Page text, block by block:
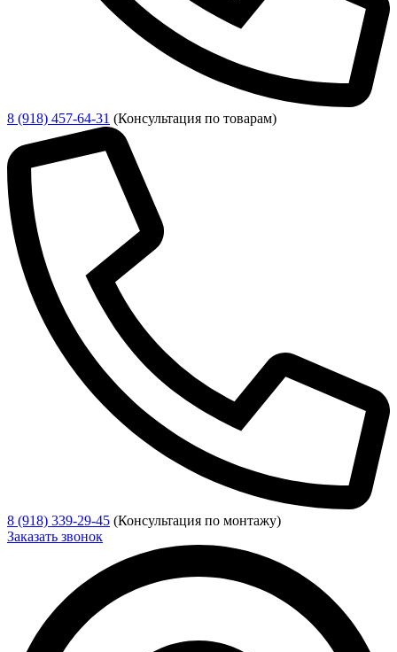
8 (918) 457-64-31 (Консультация по товарам)
8 (918) 339-29-45 (Консультация по монтажу)
Заказать звонок